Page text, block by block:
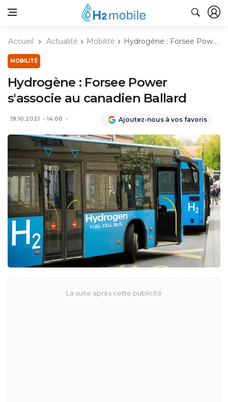
Accueil Actualité Mobilité Hydrogène : Forsee Power s'associe au canadien Ballard
MOBILITÉ
Hydrogène : Forsee Power
s'associe au canadien Ballard
19.10.2021 14:00 Ajoutez-nous à vos favoris